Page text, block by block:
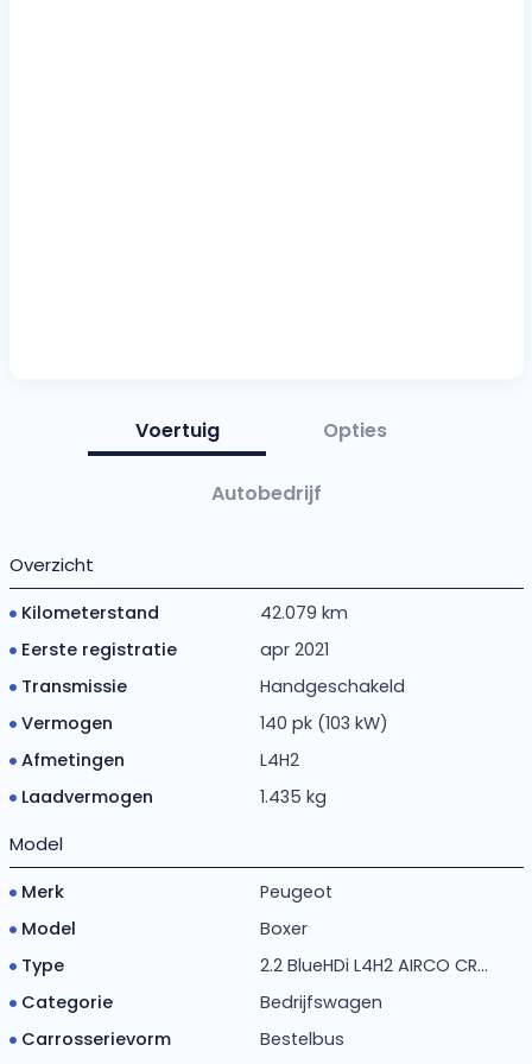
Voertuig Opties
Autobedrijf
Overzicht
Kilometerstand
42.079 km
Eerste registratie
apr 2021
Transmissie
Handgeschakeld
Vermogen
140 pk (103 kW)
Afmetingen
L4H2
Laadvermogen
1.435 kg
Model
Merk
Peugeot
Model
Boxer
Type
2.2 BlueHDi L4H2 AIRCO CR...
Categorie
Bedrijfswagen
Carrosserievorm
Bestelbus